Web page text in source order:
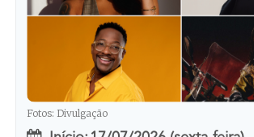
Fotos: Divulgação